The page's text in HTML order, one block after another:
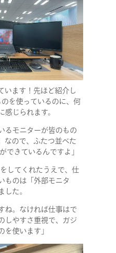
ます！先ほど紹介し
を使っているのに、何
感じられます。
るモニターが皆のもの
なので、ふたつ並べた
できているんですよ」
してくれたうえで、仕
ものは「外部モニタ
した。
ね。なければ仕事はで
しやすさ重視で、ガジ
を使います」